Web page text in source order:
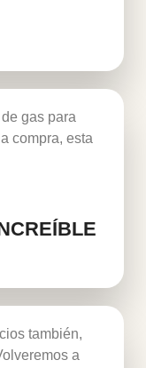
gas para
compra, esta
también,
a